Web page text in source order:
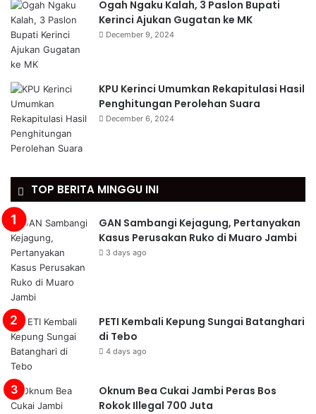
Ogah Ngaku Kalah, 3 Paslon Bupati
Kerinci Ajukan Gugatan ke MK
December 9, 2024
KPU Kerinci Umumkan Rekapitulasi Hasil
Penghitungan Perolehan Suara
December 6, 2024
TOP BERITA MINGGU INI
GAN Sambangi Kejagung, Pertanyakan
Kasus Perusakan Ruko di Muaro Jambi
3 days ago
PETI Kembali Kepung Sungai Batanghari
di Tebo
4 days ago
Oknum Bea Cukai Jambi Peras Bos
Rokok Illegal 700 Juta